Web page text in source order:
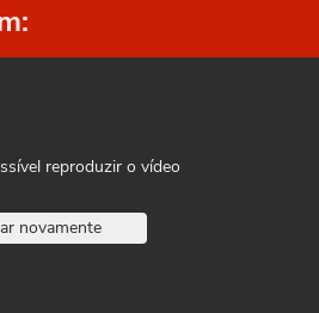
reproduzir o vídeo
novamente